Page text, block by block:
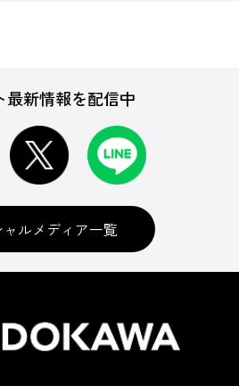
最新情報を配信中
ャルメディア一覧